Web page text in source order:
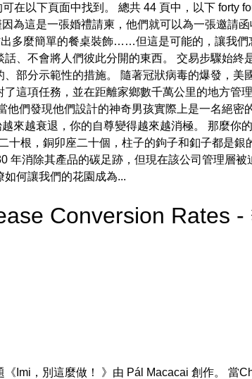
在以下頁面中找到。 總共 44 頁中，以下 forty
因為這是一張婚禮請柬，他們就可以為一張邀請
多麼簡單的餐桌裝飾……但這是可能的，讓我們
話、不會將人們彼此分開的東西。 交易步驟
部分示範性的措施。 隨著冠狀病毒的爆發，
這項任務，並在距離家鄉數千萬公里的地方管
他們發現他們設計的神奇男孩實際上是一名絕
來越衰退，你的自尊變得越來越消極。 那麼你
十根，銅卯座二十個，柱子的鉤子和釦子都是
年消除其產品的碳足跡，但現在該公司管理層被
何讓我們的花園成為...
Conversion Rates -
Imi，別這麼做！ 》由 Pál Macacai 創作。 當